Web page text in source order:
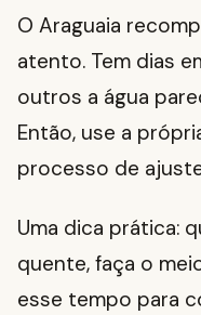
O Araguaia
atento. Tem dias
outros a água
Então, use a
processo de
Uma dica prática:
quente, faça o
esse tempo para